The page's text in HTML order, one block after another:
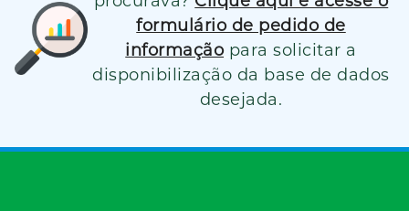
formulário de pedido de
informação para solicitar a
disponibilização da base de dados
desejada.